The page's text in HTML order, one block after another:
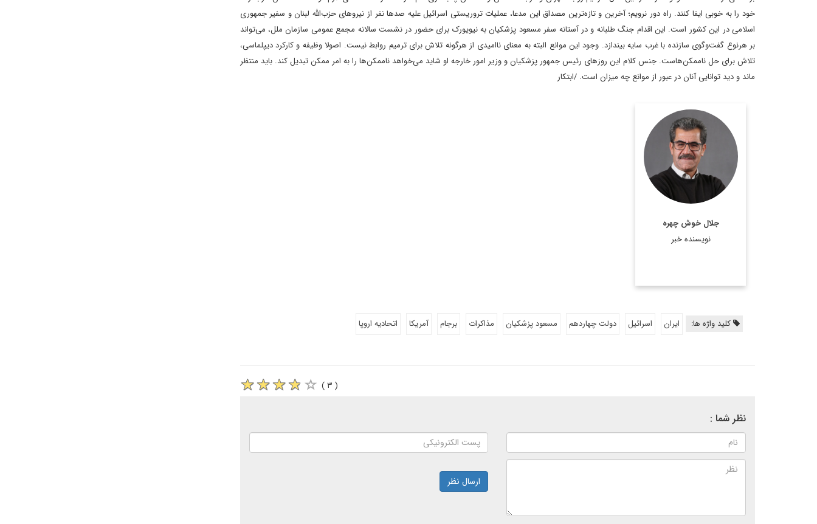
خود را به خوبی ایفا کنند. راه دور نرویم؛ آخرین و تازه‌ترین مصداق این مدعا، عملیات تروریستی اسرائیل علیه صدها نفر از نیروهای حزب‌الله لبنان و سفیر جمهوری
اسلامی در این کشور است. این اقدام جنگ طلبانه و در آستانه سفر مسعود پزشکیان به نیویورک برای حضور در نشست سالانه مجمع عمومی سازمان ملل، می‌تواند
بر هرنوع گفت‌وگوی سازنده با غرب سایه بیندازد. وجود این موانع البته به معنای ناامیدی از هرگونه تلاش برای ترمیم روابط نیست. اصولا وظیفه و کارکرد دیپلماسی،
تلاش برای حل ناممکن‌هاست. جنس کلام این روزهای رئیس جمهور پزشکیان و وزیر امور خارجه او شاید می‌خواهد ناممکن‌ها را به امر ممکن تبدیل کند. باید منتظر
ماند و دید توانایی آنان در عبور از موانع چه میزان است. /ابتکار
جلال خوش چهره
نویسنده خبر
روزنامه‌نگار و تحلیلگر
مسائل بین‌الملل
اطلاعات بیشتر
کلید واژه ها: ایران اسرائیل دولت چهاردهم مسعود پزشکیان مذاکرات برجام آمریکا اتحادیه اروپا
( ۳ )
نظر شما :
ارسال نظر